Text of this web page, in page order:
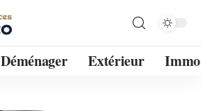
Déménager Extérieur Immo